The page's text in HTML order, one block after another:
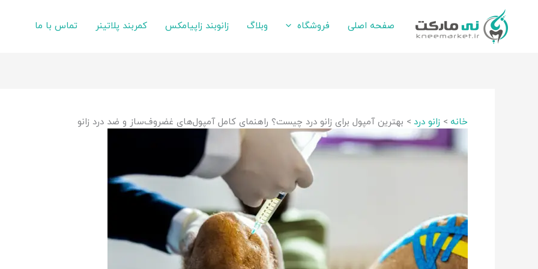
صفحه اصلی فروشگاه وبلاگ زانوبند زاپیامکس کمربند پلاتینر تماس با ما
خانه زانو درد بهترین آمپول برای زانو درد چیست؟ راهنمای کامل آمپول‌های غضروف‌ساز و ضد درد زانو